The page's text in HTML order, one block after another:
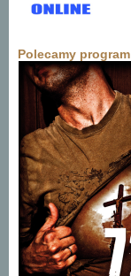
Polecamy program